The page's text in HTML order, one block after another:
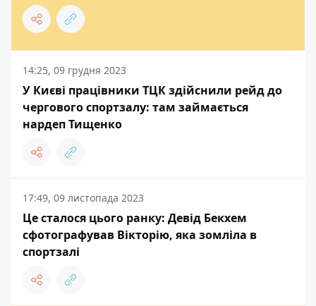
14:25, 09 грудня 2023
У Києві працівники ТЦК здійснили рейд до
чергового спортзалу: там займається
нардеп Тищенко
17:49, 09 листопада 2023
Це сталося цього ранку: Девід Бекхем
сфотографував Вікторію, яка зомліла в
спортзалі